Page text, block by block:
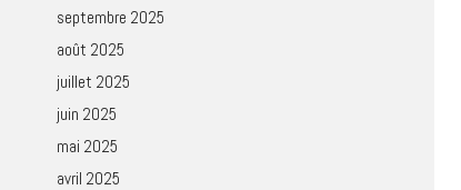
septembre 2025
août 2025
juillet 2025
juin 2025
mai 2025
avril 2025